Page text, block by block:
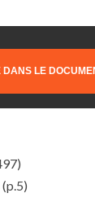
DANS LE
(p.5)